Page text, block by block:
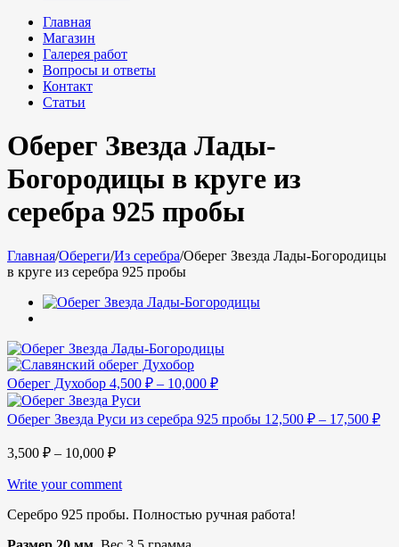
Главная
Магазин
Галерея работ
Вопросы и ответы
Контакт
Статьи
Оберег Звезда Лады-
Богородицы в круге из
серебра 925 пробы
Главная/Обереги/Из серебра/Оберег Звезда Лады-Богородицы
в круге из серебра 925 пробы
Оберег Духобор 4,500 ₽ – 10,000 ₽
Оберег Звезда Руси из серебра 925 пробы 12,500 ₽ – 17,500 ₽
3,500 ₽ – 10,000 ₽
Write your comment
Серебро 925 пробы. Полностью ручная работа!